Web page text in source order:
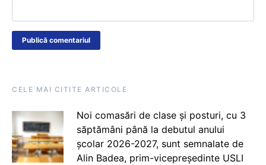
CELE MAI CITITE ARTICOLE
Noi comasări de clase și posturi, cu 3
săptămâni până la debutul anului
școlar 2026-2027, sunt semnalate de
Alin Badea, prim-vicepreședinte USLI